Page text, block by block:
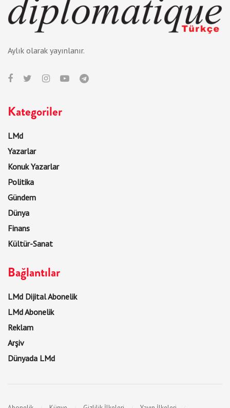
Aylık olarak yayınlanır.
Kategoriler
LMd
Yazarlar
Konuk Yazarlar
Politika
Gündem
Dünya
Finans
Kültür-Sanat
Bağlantılar
LMd Dijital Abonelik
LMd Abonelik
Reklam
Arşiv
Dünyada LMd